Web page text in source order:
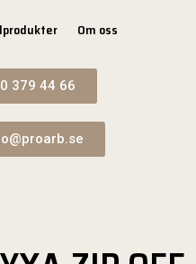
Om oss
379 44 66